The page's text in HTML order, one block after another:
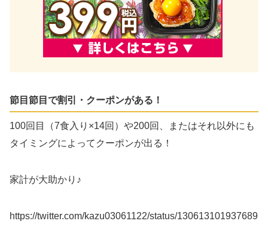
節目節目で割引・クーポンがある！
100回目（7食入り×14回）や200回、またはそれ以外にも
タイミングによってクーポンが出る！
家計が大助かり♪
https://twitter.com/kazu03061122/status/130613101937689